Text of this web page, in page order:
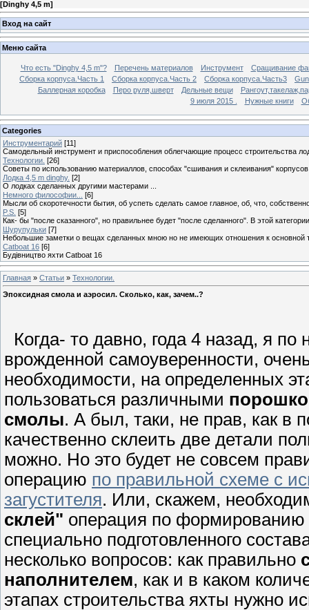
[Dinghy 4,5 m]
Вход на сайт
Меню сайта
Что есть "Dinghy 4,5 m"? Перечень материалов Инструмент
Сращивание
Сборка корпуса.Часть 1
Сборка корпуса.Часть 2 Сборка корпуса.Часть3
Баллерная коробка
Перо руля,шверт Дельные вещи
9 июля 2015 .
Нужные книги
Categories
Инструментарий [11]
Самодельный инструмент и приспособления облегчающие процесс строительства
Технологии. [26]
Советы по использованию материаллов, способах "сшивания и склеивания"
Лодка 4,5 m dinghy. [2]
О лодках сделанных другими мастерами ...
Немного философии...
[6]
Мысли об скоротечности бытия, об успеть сделать самое главное, об, что,
P.S. [5]
Как- бы "после сказанного", но правильнее будет "после сделанного". В этой
Шурупульки [7]
Небольшие заметки о вещах сделанных мною но не имеющих отношения к основной
Catboat 16 [6]
Будівництво яхти Catboat 16
Главная » Статьи » Технологии.
Эпоксидная смола и аэросил. Сколько, как, зачем..?
Когда- то давно, года 4 назад, я
врожденной самоуверенности,
необходимости, на определенных
пользоваться различными
смолы. А был, таки, не прав, как в
качественно склеить две детали
можно. Но это будет не совсем
операцию по правильной схеме с
загустителя. Или, скажем,
склей" операция по формированию
специально подготовленного
несколько вопросов: как правильно
наполнителем, как и в каком
этапах строительства яхты нужно